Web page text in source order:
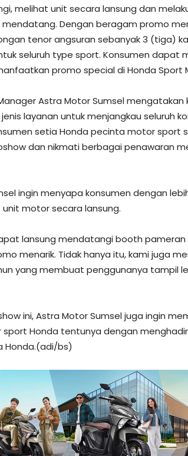
melihat unit secara lansung dan
Dengan beragam promo
tenor angsuran sebanyak 3 (tiga)
seluruh type sport. Konsumen dapat
promo special di Honda Sport
Astra Motor Sumsel mengatakan
layanan untuk menjangkau seluruh
setia Honda pecinta motor sport
dan nikmati berbagai penawaran
ingin menyapa konsumen dengan
motor secara lansung.
lansung mendatangi booth pameran
menarik. Tidak hanya itu, kami juga
yang membuat penggunanya tampil
ini, Astra Motor Sumsel juga ingin
sport Honda tentunya dengan
Honda.(adi/bs)